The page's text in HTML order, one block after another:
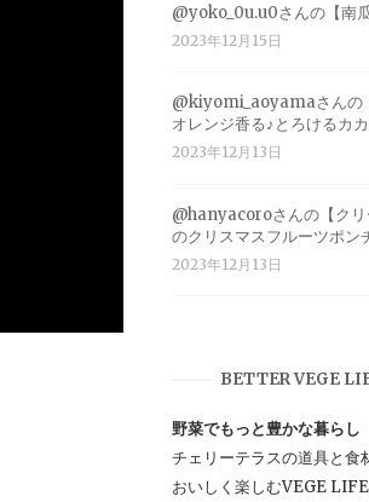
@yoko_0u.u0さんの【南瓜
2023年12月15日
@kiyomi_aoyamaさんの
オレンジ香る♪とろけるカカ
2023年12月13日
@hanyacoroさんの【クリ
のクリスマスフルーツポン
2023年12月13日
BETTER VEGE
野菜でもっと豊かな暮らし
チェリーテラスの道具と食
おいしく楽しむVEGE